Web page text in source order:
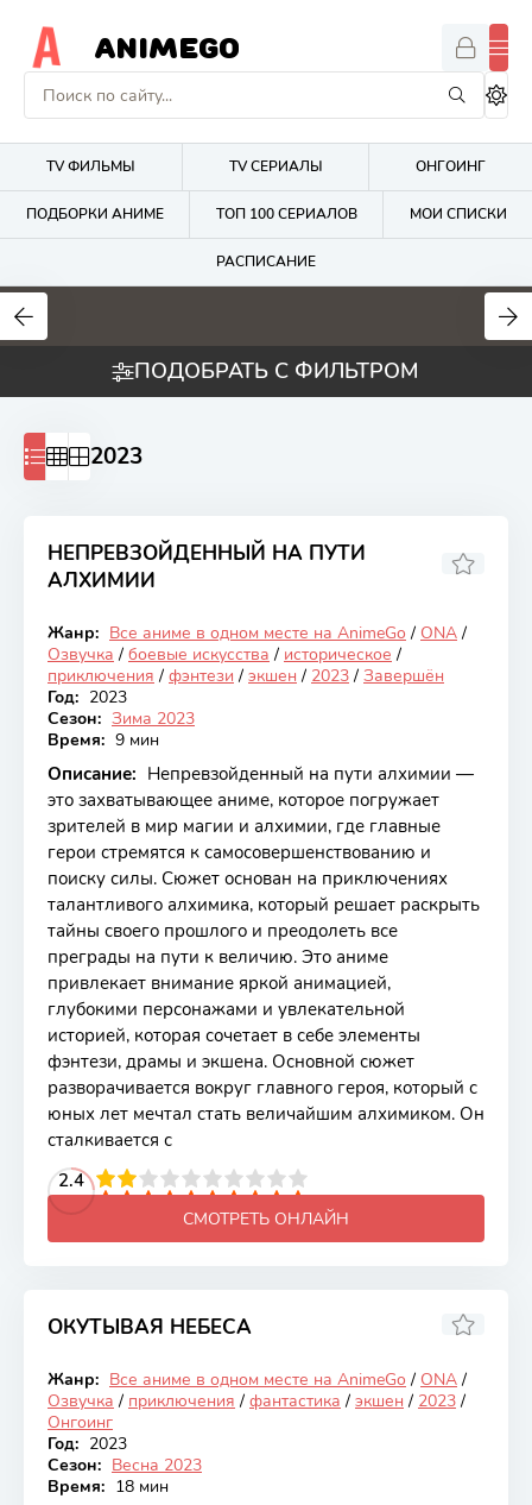
ANIMEGO
TV ФИЛЬМЫ TV СЕРИАЛЫ ОНГОИНГ
ПОДБОРКИ АНИМЕ ТОП 100 СЕРИАЛОВ МОИ СПИСКИ
РАСПИСАНИЕ
1.7
ПОДОБРАТЬ С ФИЛЬТРОМ
2023
НЕПРЕВЗОЙДЕННЫЙ НА ПУТИ
АЛХИМИИ
Закончен
Жанр: Все аниме в одном месте на AnimeGo / ONA /
Озвучка / боевые искусства / историческое /
приключения / фэнтези / экшен / 2023 / Завершён
Год: 2023
Сезон: Зима 2023
Время: 9 мин
Описание: Непревзойденный на пути алхимии —
это захватывающее аниме, которое погружает
зрителей в мир магии и алхимии, где главные
герои стремятся к самосовершенствованию и
поиску силы. Сюжет основан на приключениях
талантливого алхимика, который решает раскрыть
тайны своего прошлого и преодолеть все
преграды на пути к величию. Это аниме
привлекает внимание яркой анимацией,
глубокими персонажами и увлекательной
историей, которая сочетает в себе элементы
фэнтези, драмы и экшена. Основной сюжет
разворачивается вокруг главного героя, который с
юных лет мечтал стать величайшим алхимиком. Он
сталкивается с
2.4
4 5 6 7 8 9 10
СМОТРЕТЬ ОНЛАЙН
ОКУТЫВАЯ НЕБЕСА
Онгоинг
7.75
Жанр: Все аниме в одном месте на AnimeGo / ONA /
Озвучка / приключения / фантастика / экшен / 2023 /
Онгоинг
Год: 2023
Сезон: Весна 2023
Время: 18 мин